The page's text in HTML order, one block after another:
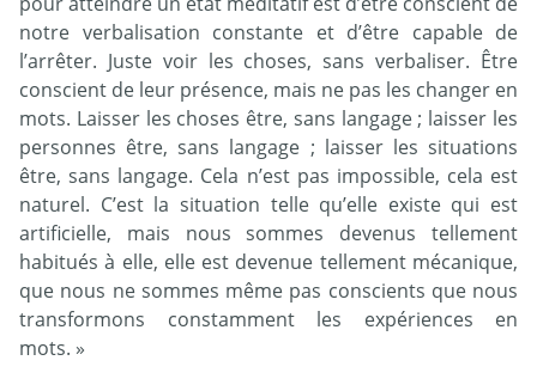
notre verbalisation constante et d’être capable de
l’arrêter. Juste voir les choses, sans verbaliser. Être
conscient de leur présence, mais ne pas les changer en
mots. Laisser les choses être, sans langage ; laisser les
personnes être, sans langage ; laisser les situations
être, sans langage. Cela n’est pas impossible, cela est
naturel. C’est la situation telle qu’elle existe qui est
artificielle, mais nous sommes devenus tellement
habitués à elle, elle est devenue tellement mécanique,
que nous ne sommes même pas conscients que nous
transformons constamment les expériences en
mots. »